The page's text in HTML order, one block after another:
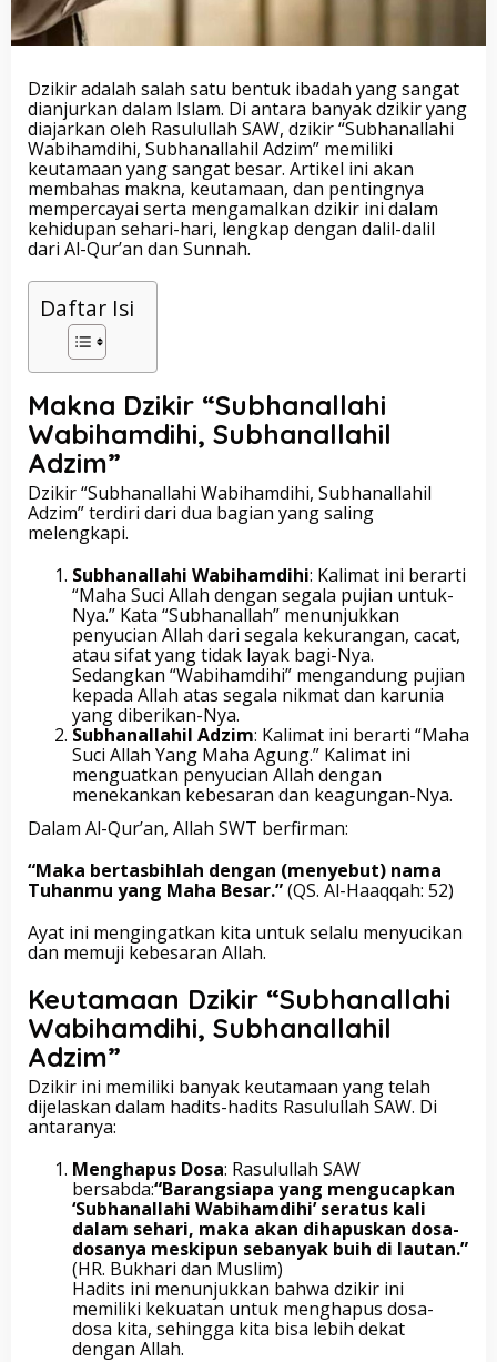
Dzikir adalah salah satu bentuk ibadah yang sangat
dianjurkan dalam Islam. Di antara banyak dzikir yang
diajarkan oleh Rasulullah SAW, dzikir “Subhanallahi
Wabihamdihi, Subhanallahil Adzim” memiliki
keutamaan yang sangat besar. Artikel ini akan
membahas makna, keutamaan, dan pentingnya
mempercayai serta mengamalkan dzikir ini dalam
kehidupan sehari-hari, lengkap dengan dalil-dalil
dari Al-Qur’an dan Sunnah.
Daftar Isi
Makna Dzikir “Subhanallahi
Wabihamdihi, Subhanallahil
Adzim”
Dzikir “Subhanallahi Wabihamdihi, Subhanallahil
Adzim” terdiri dari dua bagian yang saling
melengkapi.
Subhanallahi Wabihamdihi: Kalimat ini berarti
“Maha Suci Allah dengan segala pujian untuk-
Nya.” Kata “Subhanallah” menunjukkan
penyucian Allah dari segala kekurangan, cacat,
atau sifat yang tidak layak bagi-Nya.
Sedangkan “Wabihamdihi” mengandung pujian
kepada Allah atas segala nikmat dan karunia
yang diberikan-Nya.
Subhanallahil Adzim: Kalimat ini berarti “Maha
Suci Allah Yang Maha Agung.” Kalimat ini
menguatkan penyucian Allah dengan
menekankan kebesaran dan keagungan-Nya.
Dalam Al-Qur’an, Allah SWT berfirman:
“Maka bertasbihlah dengan (menyebut) nama
Tuhanmu yang Maha Besar.”(QS. Al-Haaqqah: 52)
Ayat ini mengingatkan kita untuk selalu menyucikan
dan memuji kebesaran Allah.
Keutamaan Dzikir “Subhanallahi
Wabihamdihi, Subhanallahil
Adzim”
Dzikir ini memiliki banyak keutamaan yang telah
dijelaskan dalam hadits-hadits Rasulullah SAW. Di
antaranya:
Menghapus Dosa: Rasulullah SAW
bersabda:“Barangsiapa yang mengucapkan
‘Subhanallahi Wabihamdihi’ seratus kali
dalam sehari, maka akan dihapuskan dosa-
dosanya meskipun sebanyak buih di lautan.”
(HR. Bukhari dan Muslim)
Hadits ini menunjukkan bahwa dzikir ini
memiliki kekuatan untuk menghapus dosa-
dosa kita, sehingga kita bisa lebih dekat
dengan Allah.